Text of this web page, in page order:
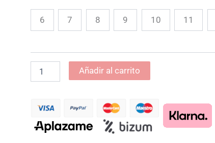
6 7 8 9 10 11
Añadir al carrito